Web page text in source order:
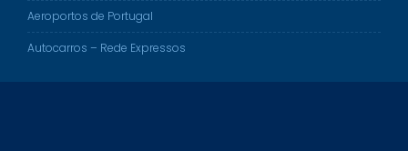
Aeroportos de Portugal
Autocarros – Rede Expressos